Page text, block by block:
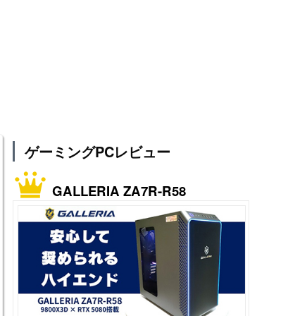
ゲーミングPCレビュー
GALLERIA ZA7R-R58